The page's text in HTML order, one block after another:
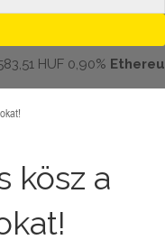
HUF0,90% Ethereum
kösz a